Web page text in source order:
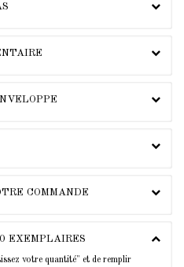
COMMANDE
EXEMPLAIRES
votre quantité" et de remplir